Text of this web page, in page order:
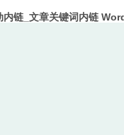
_文章关键词内链